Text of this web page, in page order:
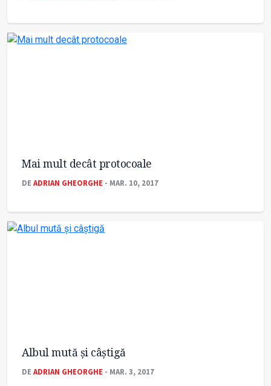
Mai mult decât protocoale
DE ADRIAN GHEORGHE - MAR. 10, 2017
Albul mută și câștigă
DE ADRIAN GHEORGHE - MAR. 3, 2017